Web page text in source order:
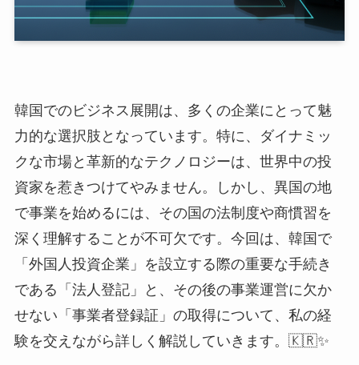
韓国でのビジネス展開は、多くの企業にとって魅
力的な選択肢となっています。特に、ダイナミッ
クな市場と革新的なテクノロジーは、世界中の投
資家を惹きつけてやみません。しかし、異国の地
で事業を始めるには、その国の法制度や商慣習を
深く理解することが不可欠です。今回は、韓国で
「外国人投資企業」を設立する際の重要な手続き
である「法人登記」と、その後の事業運営に欠か
せない「事業者登録証」の取得について、私の経
験を交えながら詳しく解説していきます。🇰🇷✨